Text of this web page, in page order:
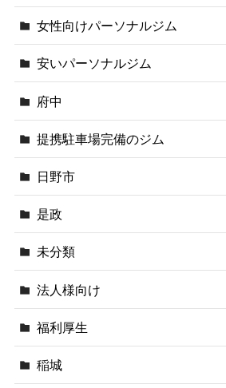
女性向けパーソナルジム
安いパーソナルジム
府中
提携駐車場完備のジム
日野市
是政
未分類
法人様向け
福利厚生
稲城